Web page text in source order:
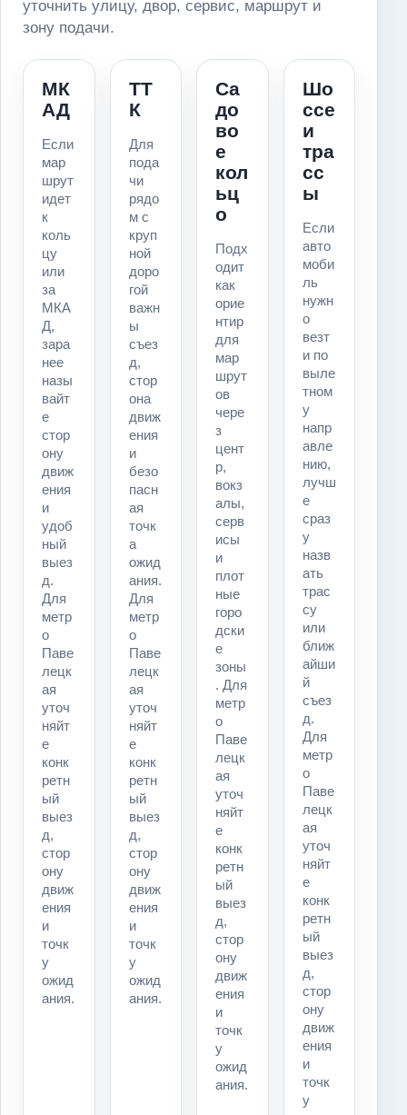
уточнить улицу, двор, сервис, маршрут и
зону подачи.
МК
АД
Если
мар
шрут
идет
к
коль
цу
или
за
МКА
Д,
зара
нее
назы
вайт
е
стор
ону
движ
ения
и
удоб
ный
выез
д.
Для
метр
о
Паве
лецк
ая
уточ
няйт
е
конк
ретн
ый
выез
д,
стор
ону
движ
ения
и
точк
у
ожид
ания.
ТТ
К
Для
пода
чи
рядо
м с
круп
ной
доро
гой
важн
ы
съез
д,
стор
она
движ
ения
и
безо
пасн
ая
точк
а
ожид
ания.
Для
метр
о
Паве
лецк
ая
уточ
няйт
е
конк
ретн
ый
выез
д,
стор
ону
движ
ения
и
точк
у
ожид
ания.
Са
до
во
е
кол
ьц
о
Подх
одит
как
орие
нтир
для
мар
шрут
ов
чере
з
цент
р,
вокз
алы,
серв
исы
и
плот
ные
горо
дски
е
зоны
. Для
метр
о
Паве
лецк
ая
уточ
няйт
е
конк
ретн
ый
выез
д,
стор
ону
движ
ения
и
точк
у
ожид
ания.
Шо
ссе
и
тра
сс
ы
Если
авто
моби
ль
нужн
о
везт
и по
выле
тном
у
напр
авле
нию,
лучш
е
сраз
у
назв
ать
трас
су
или
ближ
айши
й
съез
д.
Для
метр
о
Паве
лецк
ая
уточ
няйт
е
конк
ретн
ый
выез
д,
стор
ону
движ
ения
и
точк
у